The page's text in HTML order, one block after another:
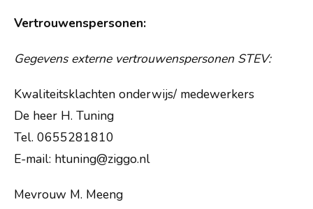
Vertrouwenspersonen:
Gegevens externe vertrouwenspersonen STEV:
Kwaliteitsklachten onderwijs/ medewerkers
De heer H. Tuning
Tel. 0655281810
E-mail: htuning@ziggo.nl
Mevrouw M. Meeng